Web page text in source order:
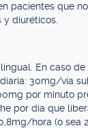
pacientes que
diuréticos.
En caso
30mg/vía
por minuto
por día que
hora (o sea